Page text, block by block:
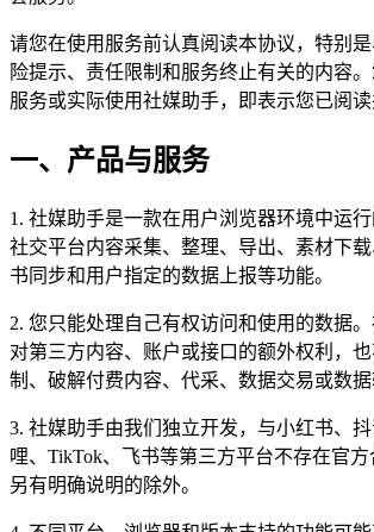
请您在使用服务前认真阅读本协议，特别
险提示、责任限制和服务终止有关的内容
服务或实际使用社媒助手，即表示您已阅读
一、产品与服务
1. 社媒助手是一款在用户浏览器环境中运
社交平台内容采集、整理、导出、素材下
书同步和用户指定的数据上报等功能。
2. 您只能处理自己有权访问和使用的数据
对第三方内容、账户或接口的额外权利，
制、破解付费内容、代采、数据交易或数据
3. 社媒助手由我们独立开发，与小红书、
哩、TikTok、飞书等第三方平台不存在官方
另有明确说明的除外。